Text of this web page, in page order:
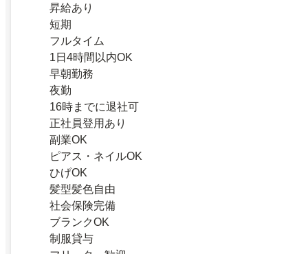
昇給あり
短期
フルタイム
1日4時間以内OK
早朝勤務
夜勤
16時までに退社可
正社員登用あり
副業OK
ピアス・ネイルOK
ひげOK
髪型髪色自由
社会保険完備
ブランクOK
制服貸与